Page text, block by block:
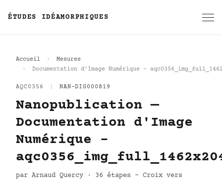
ÉTUDES IDÉAMORPHIQUES
Accueil
Mesures
Documentation d'Image Numérique -
AQC0356 NAN-DIG000819
Nanopublication —
Documentation d'Image
Numérique -
par Arnaud Quercy · 36 étapes - Croix vers